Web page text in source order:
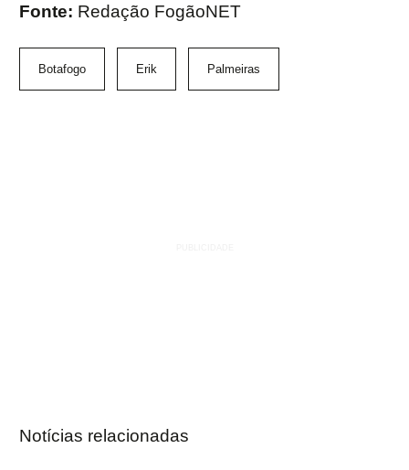
Fonte: Redação FogãoNET
Botafogo Erik Palmeiras
Notícias relacionadas